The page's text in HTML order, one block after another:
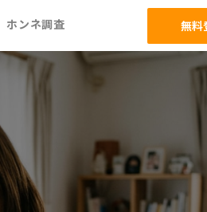
ホンネ調査 無料